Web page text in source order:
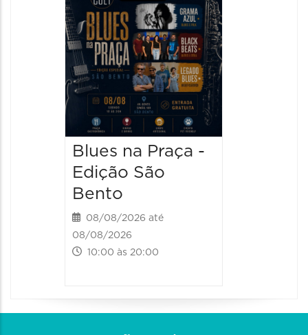
Blues na Praça -
Edição São
Bento
08/08/2026 até
08/08/2026
10:00 às 20:00